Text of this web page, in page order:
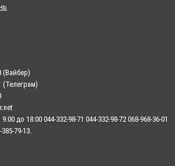
(Вайбер)
(Телеграм)
до 18:00 044-332-98-71 044-332-98-72 068-968-36-01
79-13.